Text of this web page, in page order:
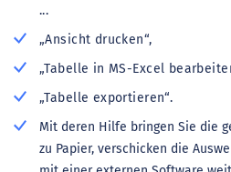
...
„Ansicht drucken“,
„Tabelle in MS-Excel
„Tabelle exportieren“.
Mit deren Hilfe bringen Sie die
zu Papier, verschicken die